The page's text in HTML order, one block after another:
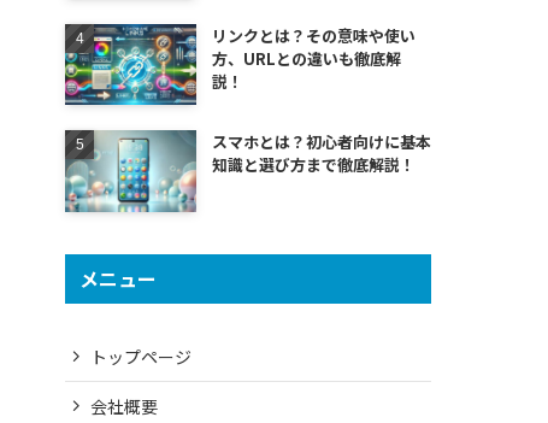
リンクとは？その意味や使い
方、URLとの違いも徹底解
説！
スマホとは？初心者向けに基本
知識と選び方まで徹底解説！
メニュー
トップページ
会社概要